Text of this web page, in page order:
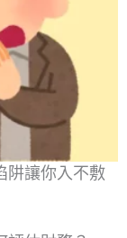
阱讓你入不敷